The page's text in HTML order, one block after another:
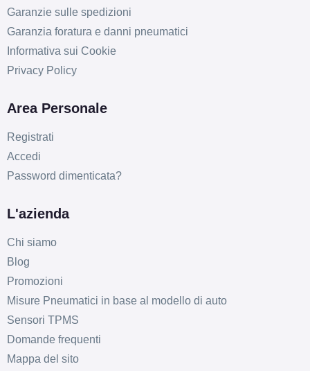
Garanzie sulle spedizioni
Garanzia foratura e danni pneumatici
Informativa sui Cookie
Privacy Policy
Area Personale
Registrati
Accedi
Password dimenticata?
L'azienda
Chi siamo
Blog
Promozioni
Misure Pneumatici in base al modello di auto
Sensori TPMS
Domande frequenti
Mappa del sito